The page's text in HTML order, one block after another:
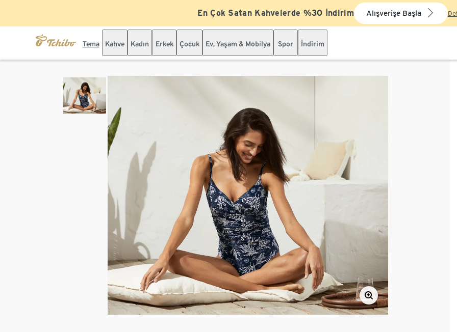
En Çok Satan Kahvelerde %30 İndirim Alışverişe Başla
Tema Kahve Kadın Erkek Çocuk Ev, Yaşam & Mobilya Spor İndirim